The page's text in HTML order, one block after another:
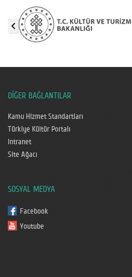
DİĞER BAĞLANTILAR
Kamu Hizmet Standartları
Türkiye Kültür Portalı
Intranet
Site Ağacı
SOSYAL MEDYA
Facebook
Youtube